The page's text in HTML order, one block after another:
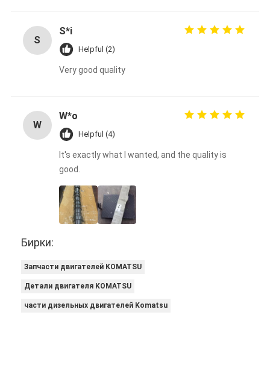
S
S*i
Helpful (2)
Very good quality
W
W*o
Helpful (4)
It's exactly what I wanted, and the quality is
good.
Бирки:
Запчасти двигателей KOMATSU
Детали двигателя KOMATSU
части дизельных двигателей Komatsu